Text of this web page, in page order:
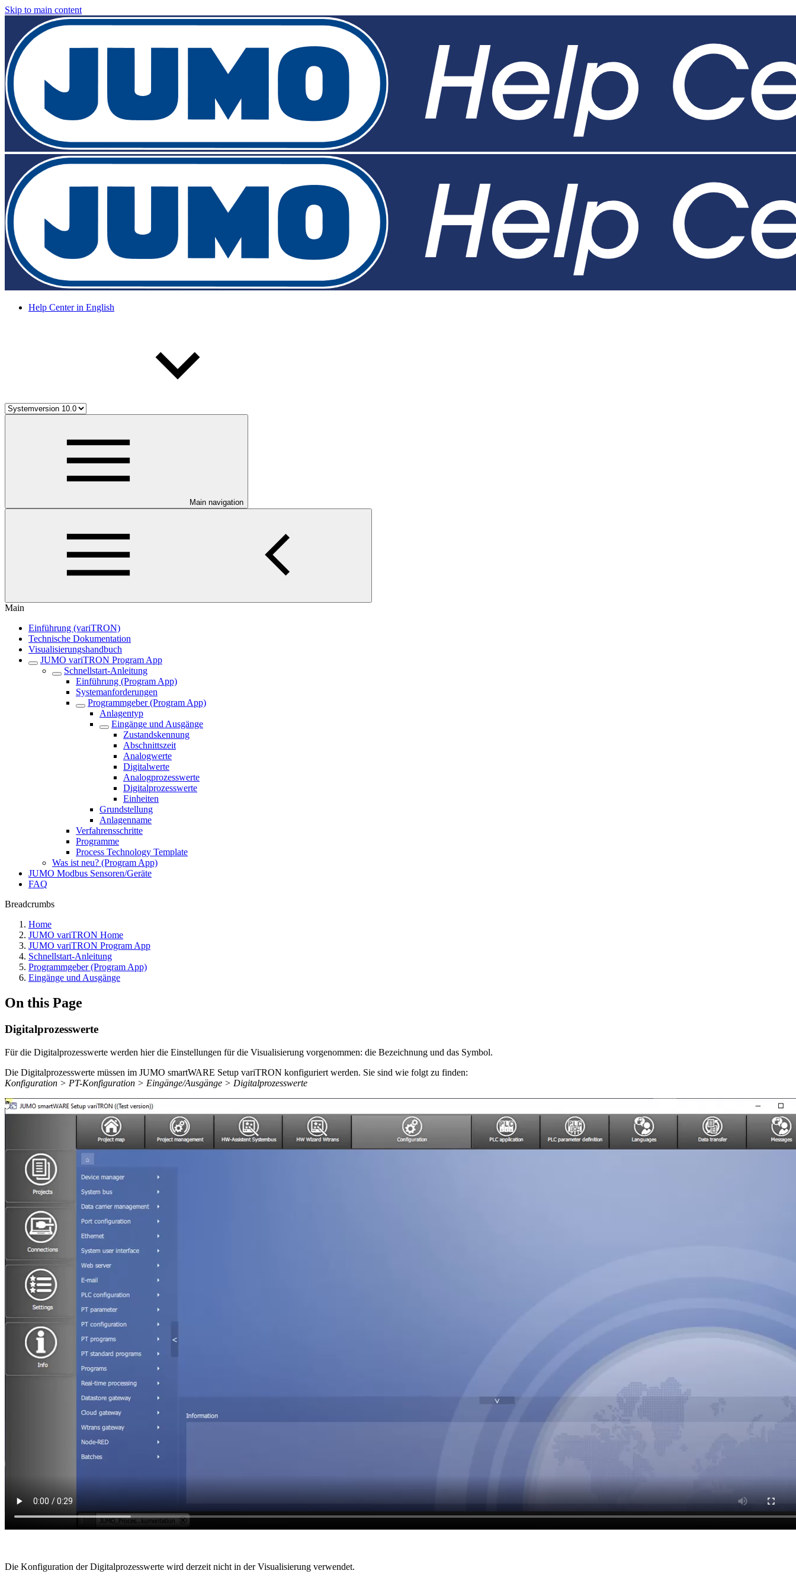
Skip to main content
Help Center in English
Main navigation
Main
Einführung (variTRON)
Technische Dokumentation
Visualisierungshandbuch
JUMO variTRON Program App
Schnellstart-Anleitung
Einführung (Program App)
Systemanforderungen
Programmgeber (Program App)
Anlagentyp
Eingänge und Ausgänge
Zustandskennung
Abschnittszeit
Analogwerte
Digitalwerte
Analogprozesswerte
Digitalprozesswerte
Einheiten
Grundstellung
Anlagenname
Verfahrensschritte
Programme
Process Technology Template
Was ist neu? (Program App)
JUMO Modbus Sensoren/Geräte
FAQ
Breadcrumbs
Home
JUMO variTRON Home
JUMO variTRON Program App
Schnellstart-Anleitung
Programmgeber (Program App)
Eingänge und Ausgänge
On this Page
Digitalprozesswerte
Für die Digitalprozesswerte werden hier die Einstellungen für die Visualisierung vorgenommen: die Bezeichnung und das Symbol.
Die Digitalprozesswerte müssen im JUMO smartWARE Setup variTRON konfiguriert werden. Sie sind wie folgt zu finden:
Konfiguration > PT-Konfiguration > Eingänge/Ausgänge > Digitalprozesswerte
Die Konfiguration der Digitalprozesswerte wird derzeit nicht in der Visualisierung verwendet.